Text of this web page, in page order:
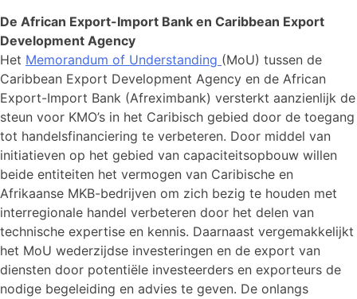
De African Export-Import Bank en Caribbean Export
Development Agency
Het Memorandum of Understanding (MoU) tussen de
Caribbean Export Development Agency en de African
Export-Import Bank (Afreximbank) versterkt aanzienlijk de
steun voor KMO’s in het Caribisch gebied door de toegang
tot handelsfinanciering te verbeteren. Door middel van
initiatieven op het gebied van capaciteitsopbouw willen
beide entiteiten het vermogen van Caribische en
Afrikaanse MKB-bedrijven om zich bezig te houden met
interregionale handel verbeteren door het delen van
technische expertise en kennis. Daarnaast vergemakkelijkt
het MoU wederzijdse investeringen en de export van
diensten door potentiële investeerders en exporteurs de
nodige begeleiding en advies te geven. De onlangs